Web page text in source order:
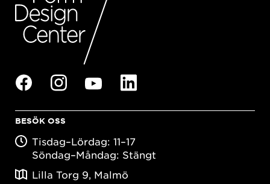
BESÖK OSS
Tisdag–Lördag: 11–17
Söndag–Måndag: Stängt
Lilla Torg 9, Malmö